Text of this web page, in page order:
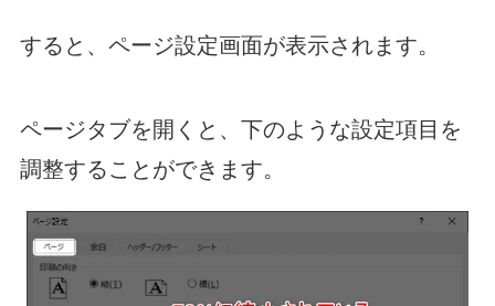
すると、ページ設定画面が表示されます。
ページタブを開くと、下のような設定項目を
調整することができます。